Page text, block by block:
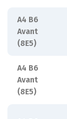
A4 B6
Avant
(8E5)
A4 B6
Avant
(8E5)